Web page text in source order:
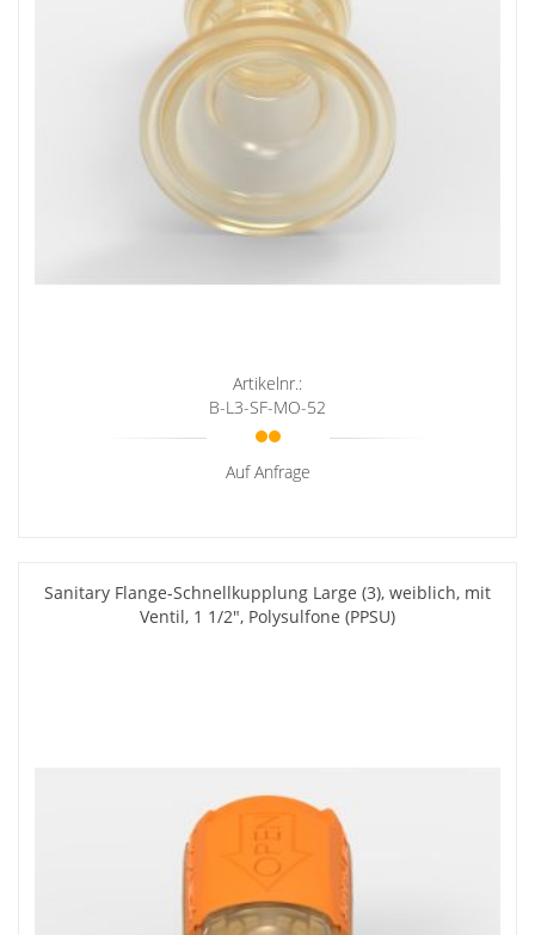
Artikelnr.:
B-L3-SF-MO-52
Auf Anfrage
Sanitary Flange-Schnellkupplung Large (3), weiblich, mit
Ventil, 1 1/2", Polysulfone (PPSU)